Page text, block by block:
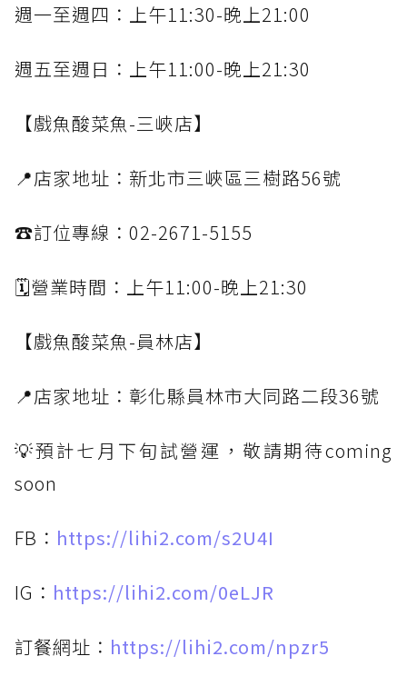
週一至週四：上午11:30-晚上21:00
週五至週日：上午11:00-晚上21:30
【戲魚酸菜魚-三峽店】
📍店家地址：新北市三峽區三樹路56號
☎️訂位專線：02-2671-5155
🗓️營業時間：上午11:00-晚上21:30
【戲魚酸菜魚-員林店】
📍店家地址：彰化縣員林市大同路二段36號
💡預計七月下旬試營運，敬請期待coming
soon
FB： https://lihi2.com/s2U4I
IG： https://lihi2.com/0eLJR
訂餐網址： https://lihi2.com/npzr5